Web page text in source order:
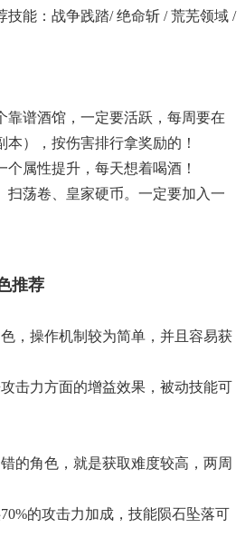
技能：战争践踏/ 绝命斩 / 荒芜领域 /
靠谱酒馆，一定要活跃，每周要在
），按伤害排行拿奖励的！
属性提升，每天想着喝酒！
扫荡卷、皇家硬币。一定要加入一
推荐
，操作机制较为简单，并且容易获
击力方面的增益效果，被动技能可
的角色，就是获取难度较高，两周
的攻击力加成，技能陨石坠落可